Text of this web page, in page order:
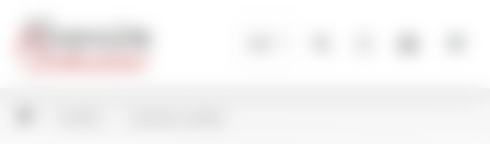
Panel pro správu cookies